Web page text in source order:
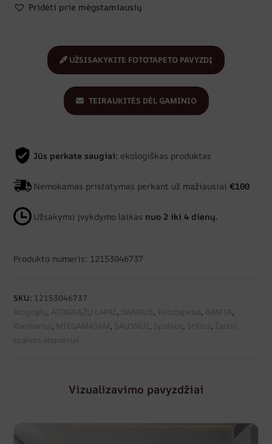
Pridėti prie mėgstamiausių
UŽSISAKYKITE FOTOTAPETO PAVYZDĮ
TEIRAUKITĖS DĖL GAMINIO
Jūs perkate saugiai: ekologiškas produktas
Nemokamas pristatymas perkant už mažiausiai€100
Užsakymo įvykdymo laikas nuo 2 iki 4 dienų.
Produkto numeris: 12153046737
SKU: 12153046737
Atogrąžų , ATOGRĄŽŲ LAPAI, DANGUS, Fototapetai, GAMTA,
Kambariui, MIEGAMAJAM, SALONUI, Spalvos , Stilius , Žalios
spalvos atspalviai
Vizualizavimo pavyzdžiai